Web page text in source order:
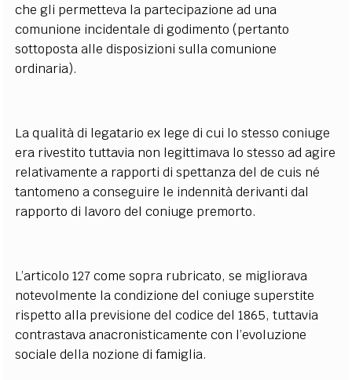
che gli permetteva la partecipazione ad una
comunione incidentale di godimento (pertanto
sottoposta alle disposizioni sulla comunione
ordinaria).
La qualità di legatario ex lege di cui lo stesso coniuge
era rivestito tuttavia non legittimava lo stesso ad agire
relativamente a rapporti di spettanza del de cuis né
tantomeno a conseguire le indennità derivanti dal
rapporto di lavoro del coniuge premorto.
L’articolo 127 come sopra rubricato, se migliorava
notevolmente la condizione del coniuge superstite
rispetto alla previsione del codice del 1865, tuttavia
contrastava anacronisticamente con l’evoluzione
sociale della nozione di famiglia.